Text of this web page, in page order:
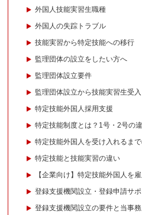
外国人技能実習生職種
外国人の失踪トラブル
技能実習から特定技能への移行
監理団体の設立をしたい方へ
監理団体設立要件
監理団体設立から技能実習生受
特定技能外国人採用支援
特定技能制度とは？1号・2号の
特定技能外国人を受け入れるま
特定技能と技能実習の違い
【企業向け】特定技能外国人を
登録支援機関設立・登録申請サポ
登録支援機関設立の要件と当事